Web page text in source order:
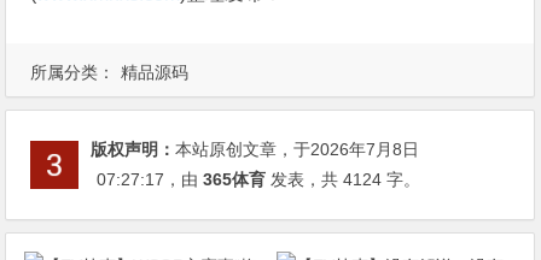
所属分类： 精品源码
版权声明：本站原创文章，于2026年7月8日
07:27:17 ，由365体育 发表，共 4124 字。